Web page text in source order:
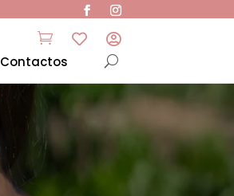
  
Contactos